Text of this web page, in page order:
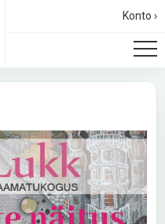
Konto ›